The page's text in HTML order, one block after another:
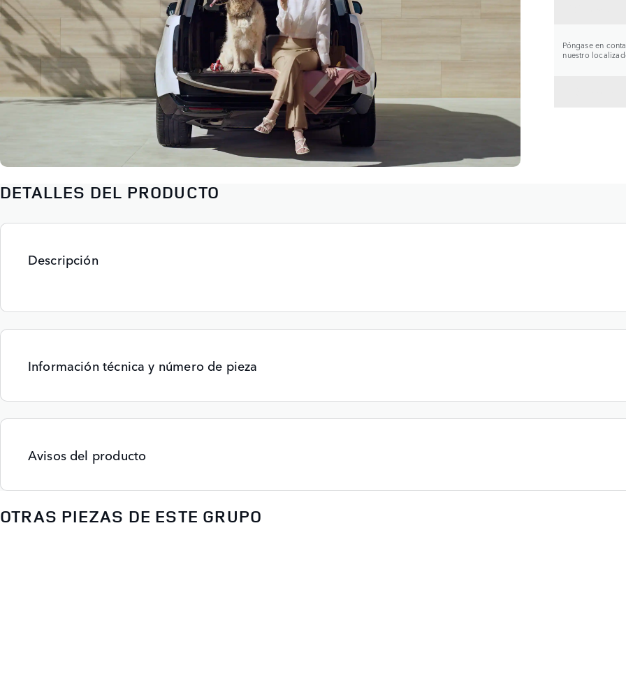
Póngase en
nuestro
DETALLES DEL PRODUCTO
Descripción
Información técnica y número de pieza
Avisos del producto
OTRAS PIEZAS DE ESTE GRUPO